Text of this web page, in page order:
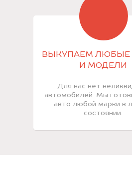
ВЫКУПАЕМ ЛЮБЫЕ
И МОДЕЛИ
Для нас нет
автомобилей. Мы
авто любой марки в
состоянии.